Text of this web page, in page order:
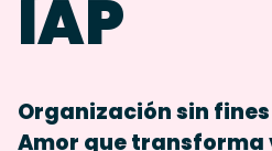
IAP
Organización sin
Amor que transforma